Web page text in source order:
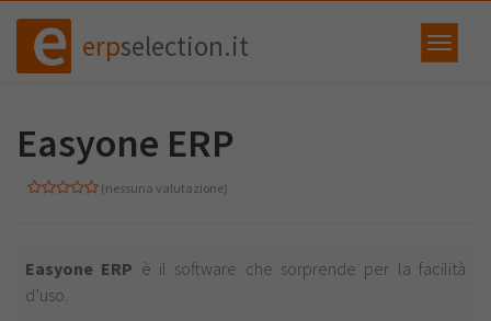
erpselection.it
Easyone ERP
(nessuna valutazione)
Easyone ERP è il software che sorprende per la facilità
d’uso.